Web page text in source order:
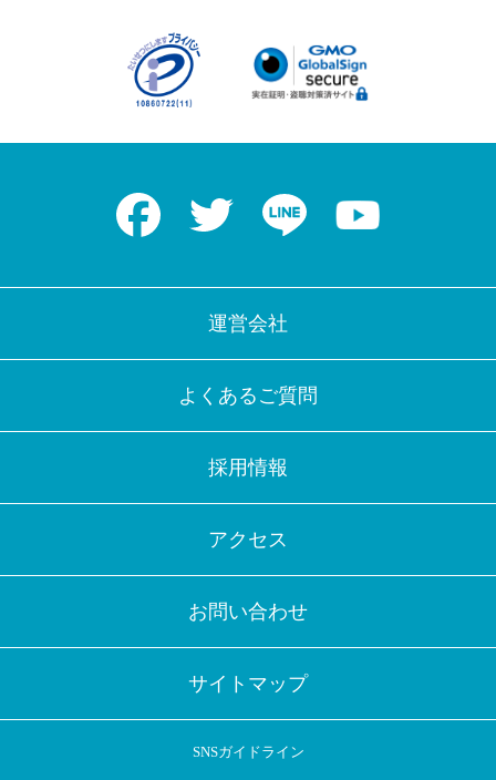
Facebook Twitter LINE
運営会社
よくあるご質問
採用情報
アクセス
お問い合わせ
サイトマップ
SNSガイドライン